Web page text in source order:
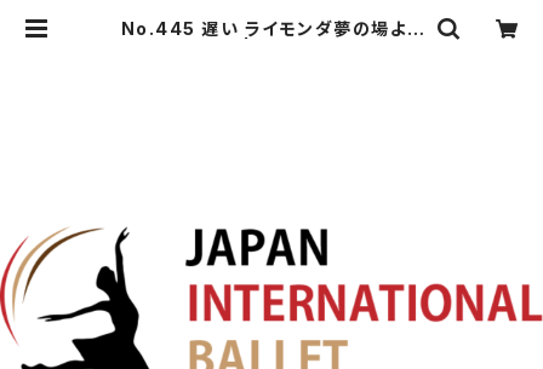
No.445 遅い ライモンダ夢の場より